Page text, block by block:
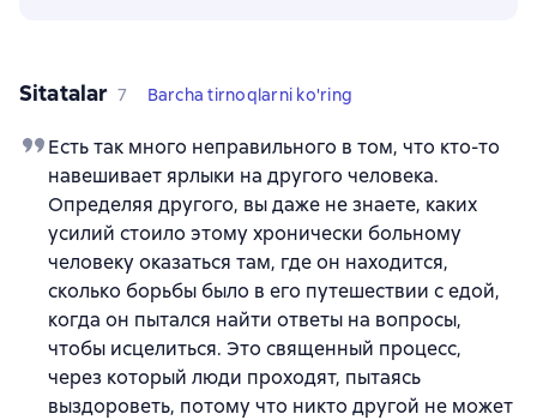
Sitatalar 7 Barcha tirnoqlarni ko'ring
Есть так много неправильного в том, что кто-то
навешивает ярлыки на другого человека.
Определяя другого, вы даже не знаете, каких
усилий стоило этому хронически больному
человеку оказаться там, где он находится,
сколько борьбы было в его путешествии с едой,
когда он пытался найти ответы на вопросы,
чтобы исцелиться. Это священный процесс,
через который люди проходят, пытаясь
выздороветь, потому что никто другой не может